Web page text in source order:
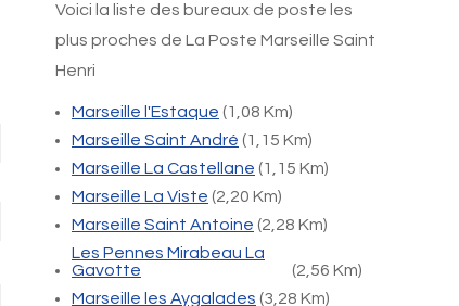
Voici la liste des bureaux de poste les
plus proches de La Poste Marseille Saint
Henri
Marseille l'Estaque (1,08 Km)
Marseille Saint André (1,15 Km)
Marseille La Castellane (1,15 Km)
Marseille La Viste (2,20 Km)
Marseille Saint Antoine (2,28 Km)
Les Pennes Mirabeau La
Gavotte
(2,56 Km)
Marseille les Aygalades (3,28 Km)